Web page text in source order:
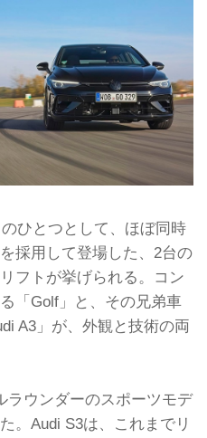
ひとつとして、ほぼ同時
採用して登場した、2台の
フトが挙げられる。コン
「Golf」と、その兄弟車
A3」が、外観と技術の両
ラウンダーのスポーツモデ
。Audi S3は、これまでリ